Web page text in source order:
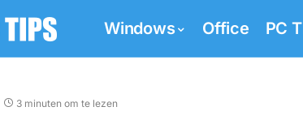
Windows Office PC
3 minuten om te lezen